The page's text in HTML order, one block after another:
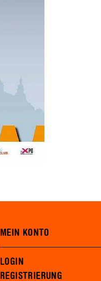
MEIN KONTO
LOGIN
REGISTRIERUNG